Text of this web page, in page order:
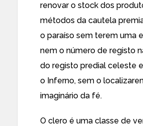
renovar o stock dos
métodos da cautela
o paraíso sem terem uma
nem o número de registo
do registo predial celeste
o Inferno, sem o
imaginário da fé.
O clero é uma classe de